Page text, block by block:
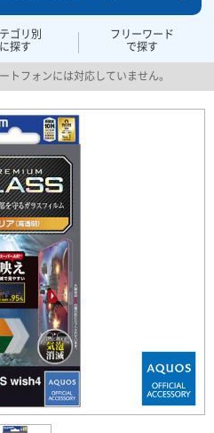
ゴリ別
に探す
フリーワード
で探す
トフォンには対応していません。